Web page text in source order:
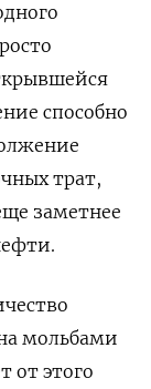
способно
трат,
заметнее
мольбами
от этого